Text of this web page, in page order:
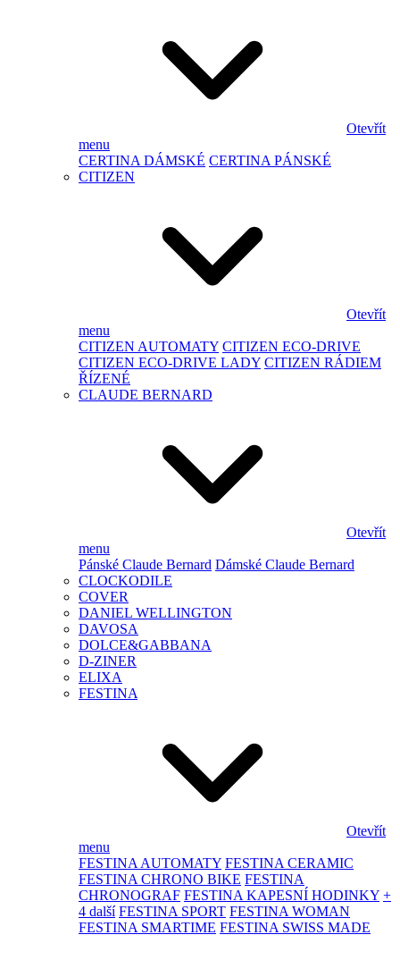
Otevřít
menu
CERTINA DÁMSKÉ CERTINA PÁNSKÉ
CITIZEN
Otevřít
menu
CITIZEN AUTOMATY CITIZEN ECO-DRIVE
CITIZEN ECO-DRIVE LADY CITIZEN RÁDIEM
ŘÍZENÉ
CLAUDE BERNARD
Otevřít
menu
Pánské Claude Bernard Dámské Claude Bernard
CLOCKODILE
COVER
DANIEL WELLINGTON
DAVOSA
DOLCE&GABBANA
D-ZINER
ELIXA
FESTINA
Otevřít
menu
FESTINA AUTOMATY FESTINA CERAMIC
FESTINA CHRONO BIKE FESTINA
CHRONOGRAF FESTINA KAPESNÍ HODINKY +
4 další FESTINA SPORT FESTINA WOMAN
FESTINA SMARTIME FESTINA SWISS MADE